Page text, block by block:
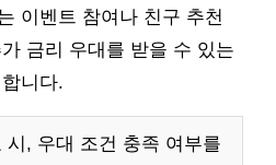
이벤트 참여나 친구 추천
금리 우대를 받을 수 있는
니다.
시, 우대 조건 충족 여부를